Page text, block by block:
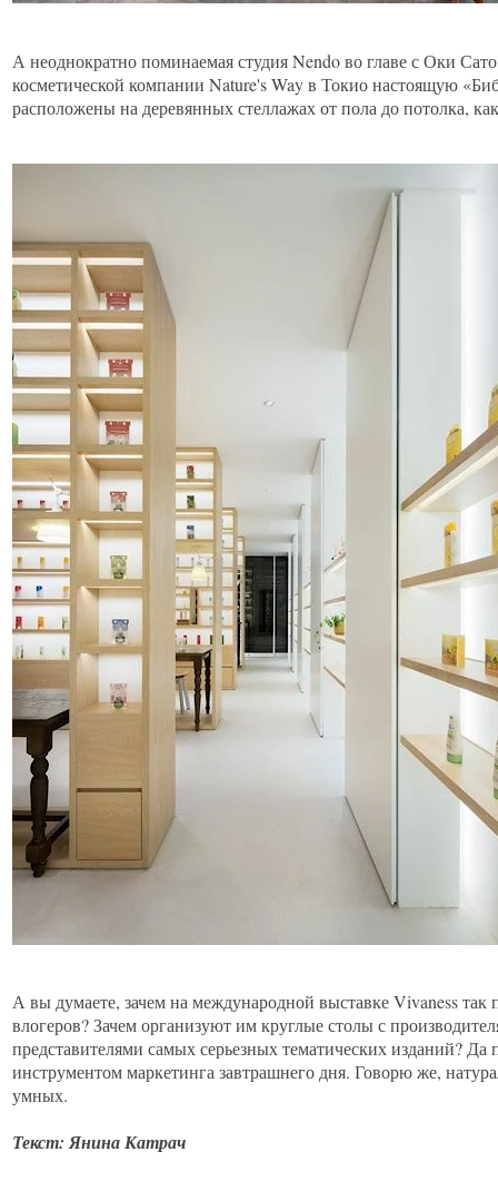
А неоднократно поминаемая студия Nendo во главе с Оки
косметической компании Nature's Way в Токио настоящую
расположены на деревянных стеллажах от пола до потолка,
А вы думаете, зачем на международной выставке Vivaness
влогеров? Зачем организуют им круглые столы с
представителями самых серьезных тематических изданий? Да
инструментом маркетинга завтрашнего дня. Говорю же,
умных.
Текст: Янина Катрач